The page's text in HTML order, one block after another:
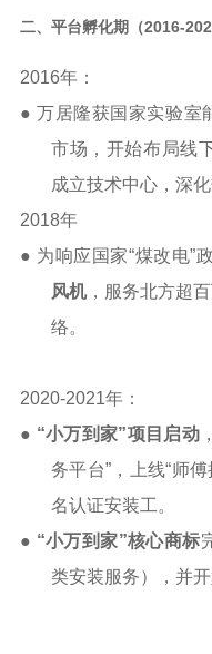
二、平台孵化期（2016-
2016年：
●万居隆获国家实验室
市场，开始布局线
成立技术中心，深
2018年
● 为响应国家“煤改电”
风机，服务北方超
络。
2020-2021年：
● “小万到家”项目启动
务平台”， 上线“师傅
名认证安装工。
● “小万到家”核心商标
类安装服务）
，并